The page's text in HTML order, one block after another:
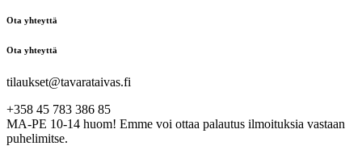
Ota yhteyttä
Ota yhteyttä
tilaukset@tavarataivas.fi
+358 45 783 386 85
MA-PE 10-14 huom! Emme voi ottaa palautus ilmoituksia vastaan
puhelimitse.